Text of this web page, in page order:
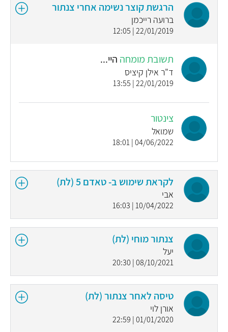
הרגשת קוצר נשימה אחרי צנתור
ברועה רייכמן
22/01/2019 | 12:05
תשובת מומחה היי...
ד"ר אילן קיציס
22/01/2019 | 13:55
צינטור
שמואל
04/06/2022 | 18:01
לקראת שימוש ב- טאדם 5 (לת)
אבי
10/04/2022 | 16:03
צנתור מוחי (לת)
יעל
08/10/2021 | 20:30
טיסה לאחר צנתור (לת)
אורן לוי
01/01/2020 | 22:59